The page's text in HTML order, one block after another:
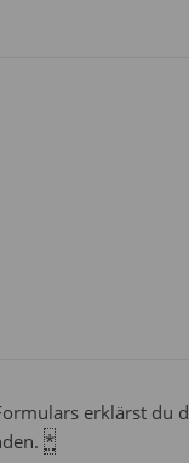
erklärst du
*